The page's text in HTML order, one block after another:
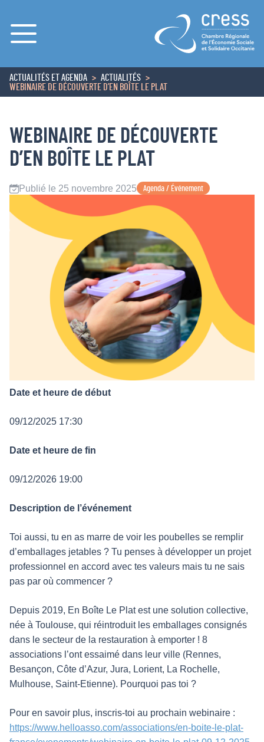
Menu
ACCUEIL
ACTUALITÉS ET AGENDA
ACTUALITÉS
WEBINAIRE DE DÉCOUVERTE D’EN BOÎTE LE PLAT
WEBINAIRE DE DÉCOUVERTE
D’EN BOÎTE LE PLAT
Publié le 25 novembre 2025 Agenda / Événement
Date et heure de début
09/12/2025 17:30
Date et heure de fin
09/12/2026 19:00
Description de l’événement
Toi aussi, tu en as marre de voir les poubelles se remplir
d’emballages jetables ? Tu penses à développer un projet
professionnel en accord avec tes valeurs mais tu ne sais
pas par où commencer ?
Depuis 2019, En Boîte Le Plat est une solution collective,
née à Toulouse, qui réintroduit les emballages consignés
dans le secteur de la restauration à emporter ! 8
associations l’ont essaimé dans leur ville (Rennes,
Besançon, Côte d’Azur, Jura, Lorient, La Rochelle,
Mulhouse, Saint-Etienne). Pourquoi pas toi ?
Pour en savoir plus, inscris-toi au prochain webinaire :
https://www.helloasso.com/associations/en-boite-le-plat-